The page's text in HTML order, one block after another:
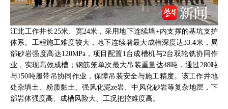
江北工作井长25米、宽24米，采用地下连续墙+内支撑的基坑支护
体系。工程施工难度较大，地下连续墙最大成槽深度达33.4米，局
部砂岩强度高达120MPa，项目配置1台成槽机与2台双轮铣协同作
业，实现高效成槽；钢筋笼单次最大吊装重量达48吨，通过280吨
与150吨履带吊协同作业，保障吊装安全与施工精度。该工作井地
处杂填土、粉质黏土、强风化泥ze岩、中风化砂岩等复杂地层，下
部岩体强度高、成槽风险大、工况把控难度高。